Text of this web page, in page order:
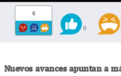
6
0
Nuevos avances apuntan a